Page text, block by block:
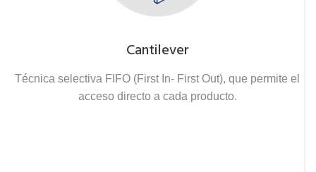
Cantilever
Técnica selectiva FIFO (First In- First Out), que permite el
acceso directo a cada producto.